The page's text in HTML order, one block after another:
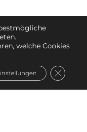
welche Cookies
GDPR